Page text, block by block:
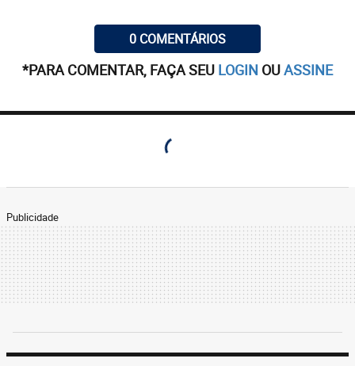
0 COMENTÁRIOS
*PARA COMENTAR, FAÇA SEU LOGIN OUASSINE
Publicidade